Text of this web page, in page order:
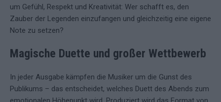
um Gefühl, Respekt und Kreativität: Wer schafft es, den
Zauber der Legenden einzufangen und gleichzeitig eine eigene
Note zu setzen?
Magische Duette und großer Wettbewerb
In jeder Ausgabe kämpfen die Musiker um die Gunst des
Publikums – das entscheidet, welches Duett des Abends zum